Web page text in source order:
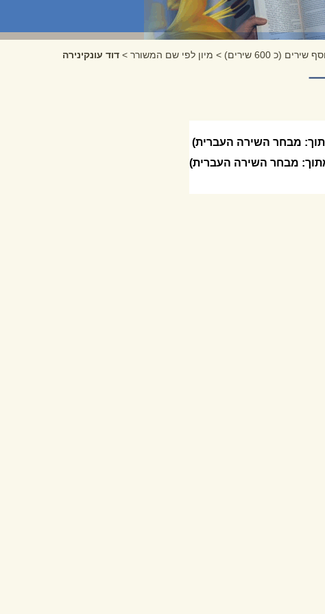
שירים (כ 600 שירים) > מיון לפי שם המשורר > דוד עונקינירה
מבחר השירה העברית)
מבחר השירה העברית)